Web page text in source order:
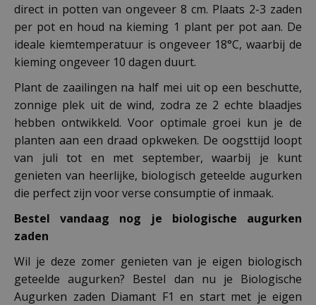
direct in potten van ongeveer 8 cm. Plaats 2-3 zaden
per pot en houd na kieming 1 plant per pot aan. De
ideale kiemtemperatuur is ongeveer 18°C, waarbij de
kieming ongeveer 10 dagen duurt.
Plant de zaailingen na half mei uit op een beschutte,
zonnige plek uit de wind, zodra ze 2 echte blaadjes
hebben ontwikkeld. Voor optimale groei kun je de
planten aan een draad opkweken. De oogsttijd loopt
van juli tot en met september, waarbij je kunt
genieten van heerlijke, biologisch geteelde augurken
die perfect zijn voor verse consumptie of inmaak.
Bestel vandaag nog je biologische augurken
zaden
Wil je deze zomer genieten van je eigen biologisch
geteelde augurken? Bestel dan nu je Biologische
Augurken zaden Diamant F1 en start met je eigen